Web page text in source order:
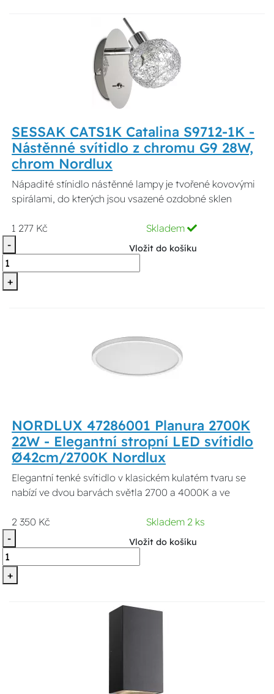
SESSAK CATS1K Catalina S9712-1K -
Nástěnné svítidlo z chromu G9 28W,
chrom Nordlux
Nápadité stínidlo nástěnné lampy je tvořené kovovými
spirálami, do kterých jsou vsazené ozdobné sklen
1 277 Kč
Skladem
-
+
Vložit do košíku
NORDLUX 47286001 Planura 2700K
22W - Elegantní stropní LED svítidlo
Ø42cm/2700K Nordlux
Elegantní tenké svítidlo v klasickém kulatém tvaru se
nabízí ve dvou barvách světla 2700 a 4000K a ve
2 350 Kč
Skladem 2 ks
-
+
Vložit do košíku